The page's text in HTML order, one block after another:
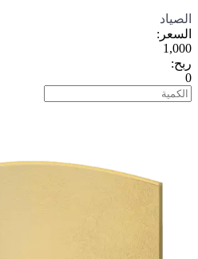
الصياد
السعر :
1,000
ربح:
0